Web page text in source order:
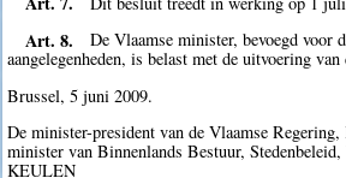
Art. 8.
De Vlaamse minister, bevoegd voor
aangelegenheden, is belast met de uitvoering
Brussel, 5 juni 2009.
De minister-president van de Vlaamse
minister van Binnenlands Bestuur,
KEULEN